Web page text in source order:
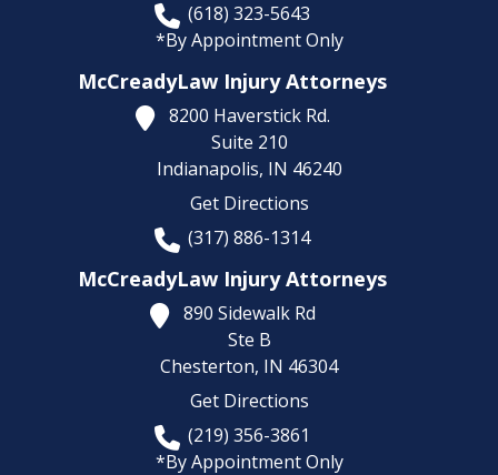
(618) 323-5643
*By Appointment Only
McCreadyLaw Injury Attorneys
8200 Haverstick Rd.
Suite 210
Indianapolis, IN 46240
Get Directions
(317) 886-1314
McCreadyLaw Injury Attorneys
890 Sidewalk Rd
Ste B
Chesterton, IN 46304
Get Directions
(219) 356-3861
*By Appointment Only